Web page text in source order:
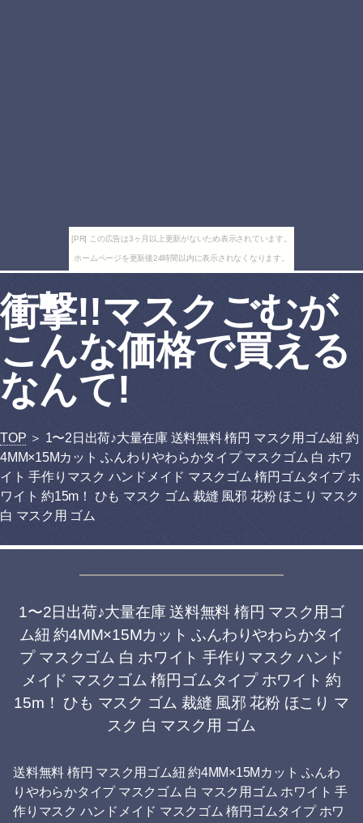
[PR] この広告は3ヶ月以上更新がないため表示されています。
ホームページを更新後24時間以内に表示されなくなります。
衝撃!!マスクごむが
こんな価格で買える
なんて!
TOP ＞ 1〜2日出荷♪大量在庫 送料無料 楕円 マスク用ゴム紐 約
4MM×15Mカット ふんわりやわらかタイプ マスクゴム 白 ホワ
イト 手作りマスク ハンドメイド マスクゴム 楕円ゴムタイプ ホ
ワイト 約15m！ ひも マスク ゴム 裁縫 風邪 花粉 ほこり マスク
白 マスク用 ゴム
1〜2日出荷♪大量在庫 送料無料 楕円 マスク用ゴ
ム紐 約4MM×15Mカット ふんわりやわらかタイ
プ マスクゴム 白 ホワイト 手作りマスク ハンド
メイド マスクゴム 楕円ゴムタイプ ホワイト 約
15m！ ひも マスク ゴム 裁縫 風邪 花粉 ほこり マ
スク 白 マスク用 ゴム
送料無料 楕円 マスク用ゴム紐 約4MM×15Mカット ふんわ
りやわらかタイプ マスクゴム 白 マスク用ゴム ホワイト 手
作りマスク ハンドメイド マスクゴム 楕円ゴムタイプ ホワ